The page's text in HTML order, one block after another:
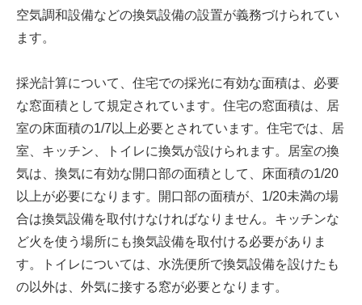
空気調和設備などの換気設備の設置が義務づけられてい
ます。
採光計算について、住宅での採光に有効な面積は、必要
な窓面積として規定されています。住宅の窓面積は、居
室の床面積の1/7以上必要とされています。住宅では、居
室、キッチン、トイレに換気が設けられます。居室の換
気は、換気に有効な開口部の面積として、床面積の1/20
以上が必要になります。開口部の面積が、1/20未満の場
合は換気設備を取付けなければなりません。キッチンな
ど火を使う場所にも換気設備を取付ける必要がありま
す。トイレについては、水洗便所で換気設備を設けたも
の以外は、外気に接する窓が必要となります。